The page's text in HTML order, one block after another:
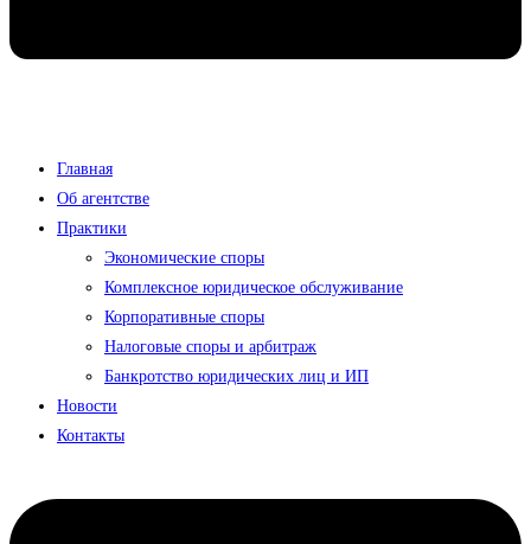
Главная
Об агентстве
Практики
Экономические споры
Комплексное юридическое обслуживание
Корпоративные споры
Налоговые споры и арбитраж
Банкротство юридических лиц и ИП
Новости
Контакты